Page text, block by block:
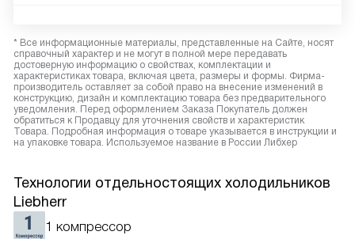
* Все информационные материалы, представленные на Сайте, носят
справочный характер и не могут в полной мере передавать
достоверную информацию о свойствах, комплектации и
характеристиках товара, включая цвета, размеры и формы. Фирма-
производитель оставляет за собой право на внесение изменений в
конструкцию, дизайн и комплектацию товара без предварительного
уведомления. Перед оформлением Заказа Покупатель должен
обратиться к Продавцу для уточнения свойств и характеристик
Товара. Подробная информация о товаре указывается в инструкции и
на упаковке товара. Используемое название в России Либхер
Технологии отдельностоящих холодильников
Liebherr
1 компрессор